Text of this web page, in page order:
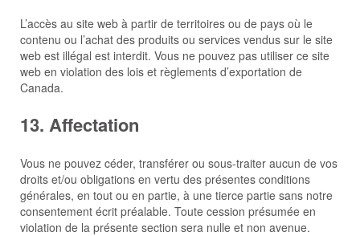
L’accès au site web à partir de territoires ou de pays où le
contenu ou l’achat des produits ou services vendus sur le site
web est illégal est interdit. Vous ne pouvez pas utiliser ce site
web en violation des lois et règlements d’exportation de
Canada.
13. Affectation
Vous ne pouvez céder, transférer ou sous-traiter aucun de vos
droits et/ou obligations en vertu des présentes conditions
générales, en tout ou en partie, à une tierce partie sans notre
consentement écrit préalable. Toute cession présumée en
violation de la présente section sera nulle et non avenue.